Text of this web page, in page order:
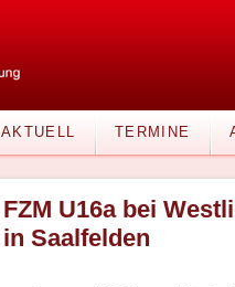
AKTUELL TERMINE
FZM U16a bei
in Saalfelden